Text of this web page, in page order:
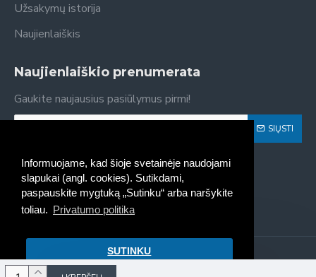
Informuojame, kad šioje svetainėje naudojami
slapukai (angl. cookies). Sutikdami,
paspauskite mygtuką „Sutinku“ arba naršykite
toliau. Privatumo politika
SUTINKU
Užsakymų istorija
Naujienlaiškis
Naujienlaiškio prenumerata
Gaukite naujausius pasiūlymus pirmi!
SIŲSTI
Susipažinau ir sutinku su Privatumo politika
Kaseta - spausdintuvų kasečių
pildymas, pardavimas © 2022